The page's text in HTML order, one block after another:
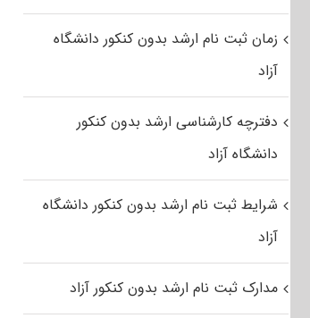
زمان ثبت نام ارشد بدون کنکور دانشگاه
آزاد
دفترچه کارشناسی ارشد بدون کنکور
دانشگاه آزاد
شرایط ثبت نام ارشد بدون کنکور دانشگاه
آزاد
مدارک ثبت نام ارشد بدون کنکور آزاد